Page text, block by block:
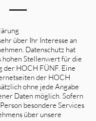
über Ihr Interesse an
Datenschutz hat
hohen Stellenwert für die
der HOCH FÜNF. Eine
der HOCH
ohne jede Angabe
Daten möglich. Sofern
besondere Services
über unsere